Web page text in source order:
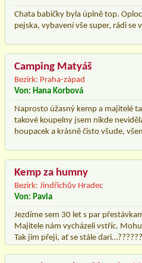
Chata babičky byla úplně top.
pejska, vybavení vše super,
Camping Matyáš
Bezirk: Praha-západ
Von: Hana Korbová
Naprosto úžasný kemp a majitelé
takové koupelny jsem nikde
houpacek a krásně čisto všude,
Kemp za humny
Bezirk: Jindřichův Hradec
Von: Pavla
Jezdíme sem 30 let s par
Majitele nám vycházeli vstříc.
Tak jim přeji, ať se stále